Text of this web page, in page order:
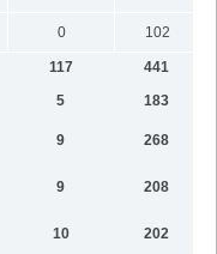
0 102
117 441
5 183
9 268
9 208
10 202